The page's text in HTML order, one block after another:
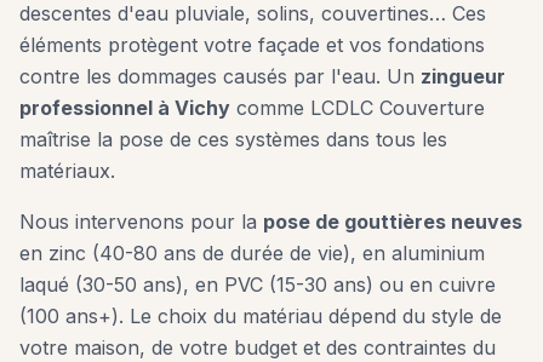
descentes d'eau pluviale, solins, couvertines… Ces
éléments protègent votre façade et vos fondations
contre les dommages causés par l'eau. Un zingueur
professionnel à Vichy comme LCDLC Couverture
maîtrise la pose de ces systèmes dans tous les
matériaux.
Nous intervenons pour la pose de gouttières neuves
en zinc (40-80 ans de durée de vie), en aluminium
laqué (30-50 ans), en PVC (15-30 ans) ou en cuivre
(100 ans+). Le choix du matériau dépend du style de
votre maison, de votre budget et des contraintes du